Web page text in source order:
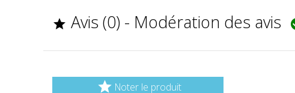
 Avis (0) - Modération des avis
 Noter le produit